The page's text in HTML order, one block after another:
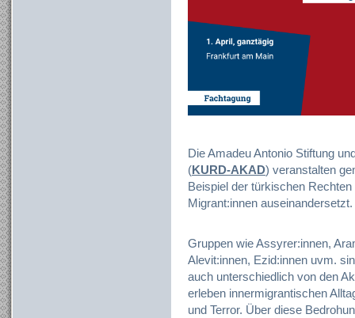
Die Amadeu Antonio Stiftung
(KURD-AKAD) veranstalten
Beispiel der türkischen
Migrant:innen auseinandersetzt.
Gruppen wie Assyrer:innen,
Alevit:innen, Ezid:innen uvm.
auch unterschiedlich von den
erleben innermigrantischen
und Terror. Über diese